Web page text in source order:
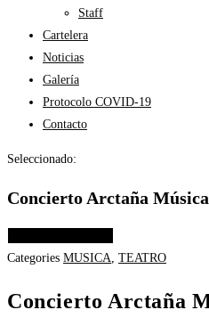
Staff
Cartelera
Noticias
Galería
Protocolo COVID-19
Contacto
Seleccionado:
Concierto Arctaña
Categories MUSICA, TEATRO
Concierto Arctaña